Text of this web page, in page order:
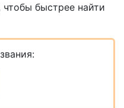
быстрее найти